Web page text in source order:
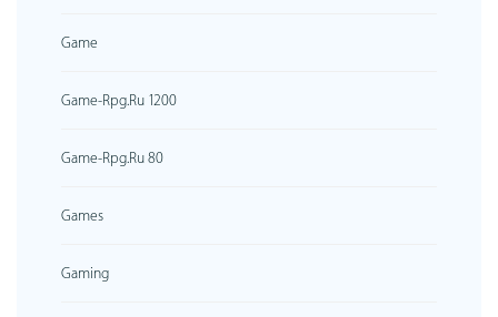
Game
Game-Rpg.ru 1200
Game-Rpg.ru 80
Games
Gaming